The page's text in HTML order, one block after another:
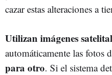
cazar estas alteraciones a
Utilizan imágenes
automáticamente las fotos
para otro. Si el sistema